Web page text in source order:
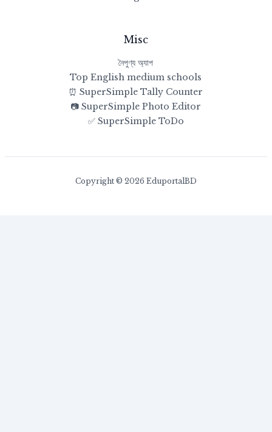
Misc
নৈপুণ্য অ্যাপ
Top English medium schools
⏰ SuperSimple Tally Counter
📷 SuperSimple Photo Editor
✅ SuperSimple ToDo
Copyright © 2026 EduportalBD